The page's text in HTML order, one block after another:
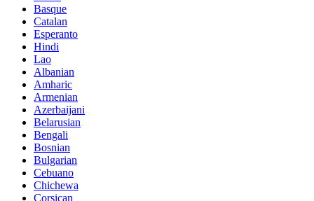
Basque
Catalan
Esperanto
Hindi
Lao
Albanian
Amharic
Armenian
Azerbaijani
Belarusian
Bengali
Bosnian
Bulgarian
Cebuano
Chichewa
Corsican